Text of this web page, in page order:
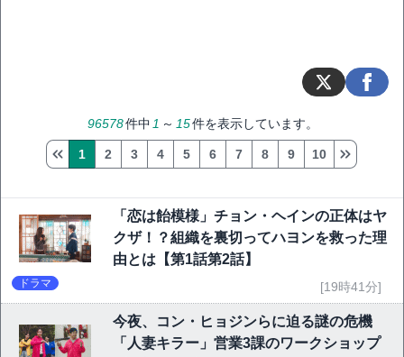
96578件中 1 ～ 15件を表示しています。
1 2 3 4 5 6 7 8 9 10
「恋は飴模様」チョン・ヘインの正体はヤ
クザ！？組織を裏切ってハヨンを救った理
由とは【第1話第2話】
ドラマ [19時41分]
今夜、コン・ヒョジンらに迫る謎の危機
「人妻キラー」営業3課のワークショップ